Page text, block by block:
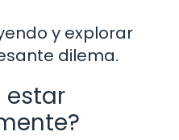
y explorar
dilema.
estar